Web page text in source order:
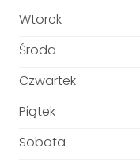
Wtorek
Środa
Czwartek
Piątek
Sobota